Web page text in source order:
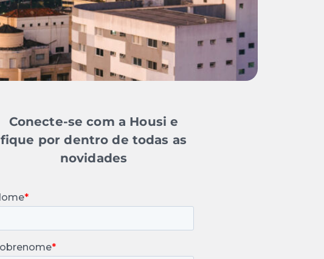
Conecte-se com a Housi e
fique por dentro de todas as
novidades